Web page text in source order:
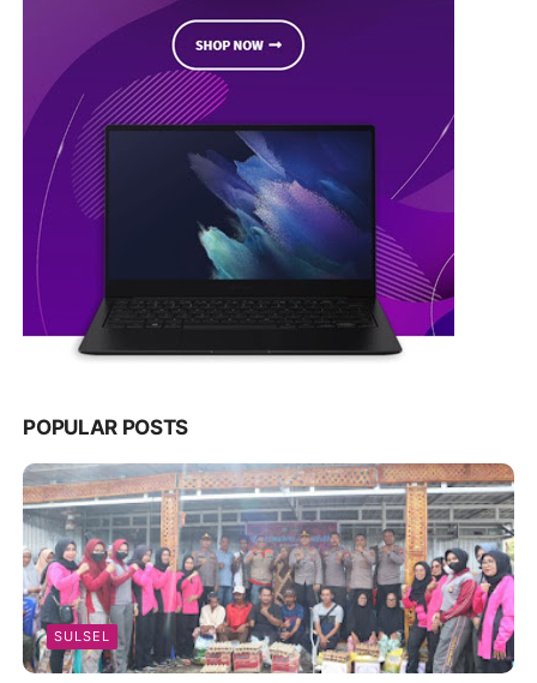
POPULAR POSTS
SULSEL